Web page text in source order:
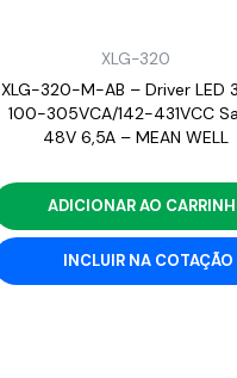
XLG-320
XLG-320-M-AB – Driver LED
100-305VCA/142-431VCC
48V 6,5A – MEAN WELL
ADICIONAR AO
INCLUIR NA COTAÇÃO